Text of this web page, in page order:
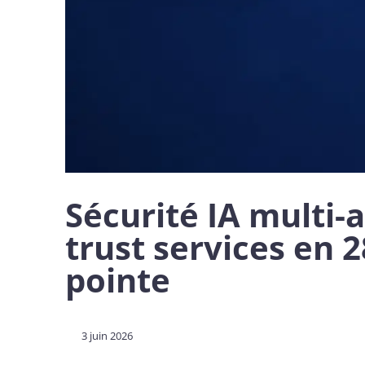
Sécurité IA multi-
trust services en
pointe
3 juin 2026